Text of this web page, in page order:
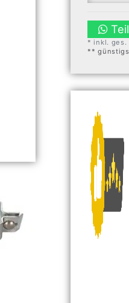
* inkl. ges.
**